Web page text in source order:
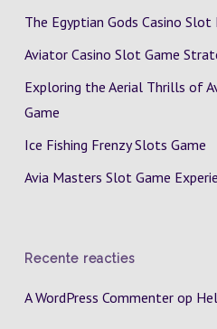
The Egyptian Gods Casino
Aviator Casino Slot Game
Exploring the Aerial Thrills of
Game
Ice Fishing Frenzy Slots Game
Avia Masters Slot Game
Recente reacties
A WordPress Commenterop